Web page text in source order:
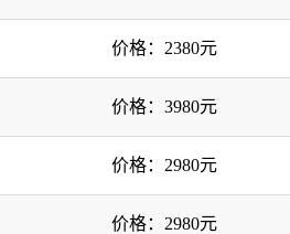
价格：2380元
价格：3980元
价格：2980元
价格：2980元